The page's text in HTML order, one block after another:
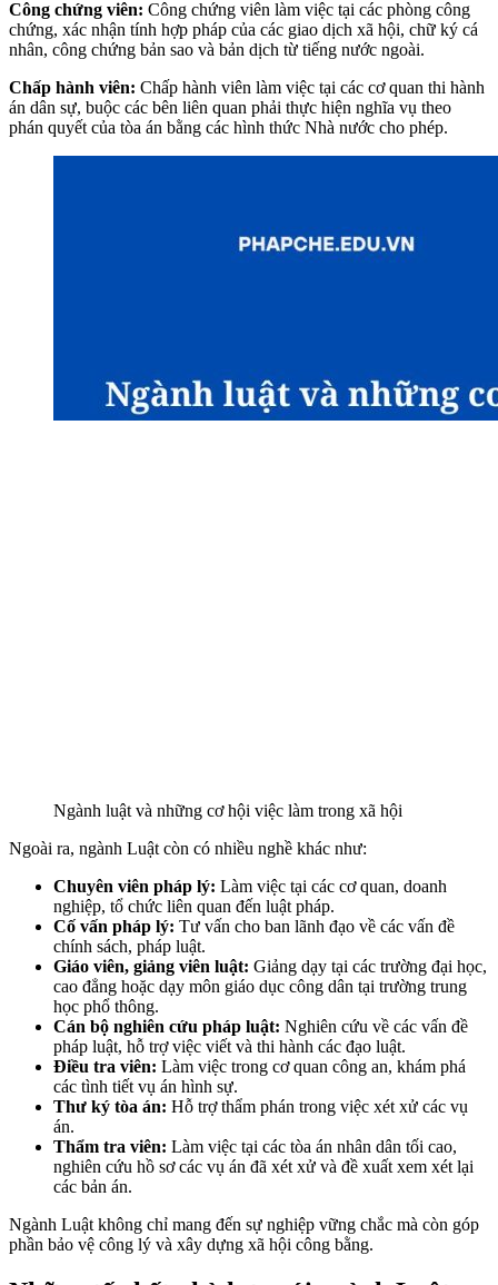
Công chứng viên: Công chứng viên làm việc tại các phòng công
chứng, xác nhận tính hợp pháp của các giao dịch xã hội, chữ ký cá
nhân, công chứng bản sao và bản dịch từ tiếng nước ngoài.
Chấp hành viên: Chấp hành viên làm việc tại các cơ quan thi hành
án dân sự, buộc các bên liên quan phải thực hiện nghĩa vụ theo
phán quyết của tòa án bằng các hình thức Nhà nước cho phép.
Ngành luật và những cơ hội việc làm trong xã hội
Ngoài ra, ngành Luật còn có nhiều nghề khác như:
Chuyên viên pháp lý: Làm việc tại các cơ quan, doanh
nghiệp, tổ chức liên quan đến luật pháp.
Cố vấn pháp lý: Tư vấn cho ban lãnh đạo về các vấn đề
chính sách, pháp luật.
Giáo viên, giảng viên luật: Giảng dạy tại các trường đại học,
cao đẳng hoặc dạy môn giáo dục công dân tại trường trung
học phổ thông.
Cán bộ nghiên cứu pháp luật: Nghiên cứu về các vấn đề
pháp luật, hỗ trợ việc viết và thi hành các đạo luật.
Điều tra viên: Làm việc trong cơ quan công an, khám phá
các tình tiết vụ án hình sự.
Thư ký tòa án: Hỗ trợ thẩm phán trong việc xét xử các vụ
án.
Thẩm tra viên: Làm việc tại các tòa án nhân dân tối cao,
nghiên cứu hồ sơ các vụ án đã xét xử và đề xuất xem xét lại
các bản án.
Ngành Luật không chỉ mang đến sự nghiệp vững chắc mà còn góp
phần bảo vệ công lý và xây dựng xã hội công bằng.